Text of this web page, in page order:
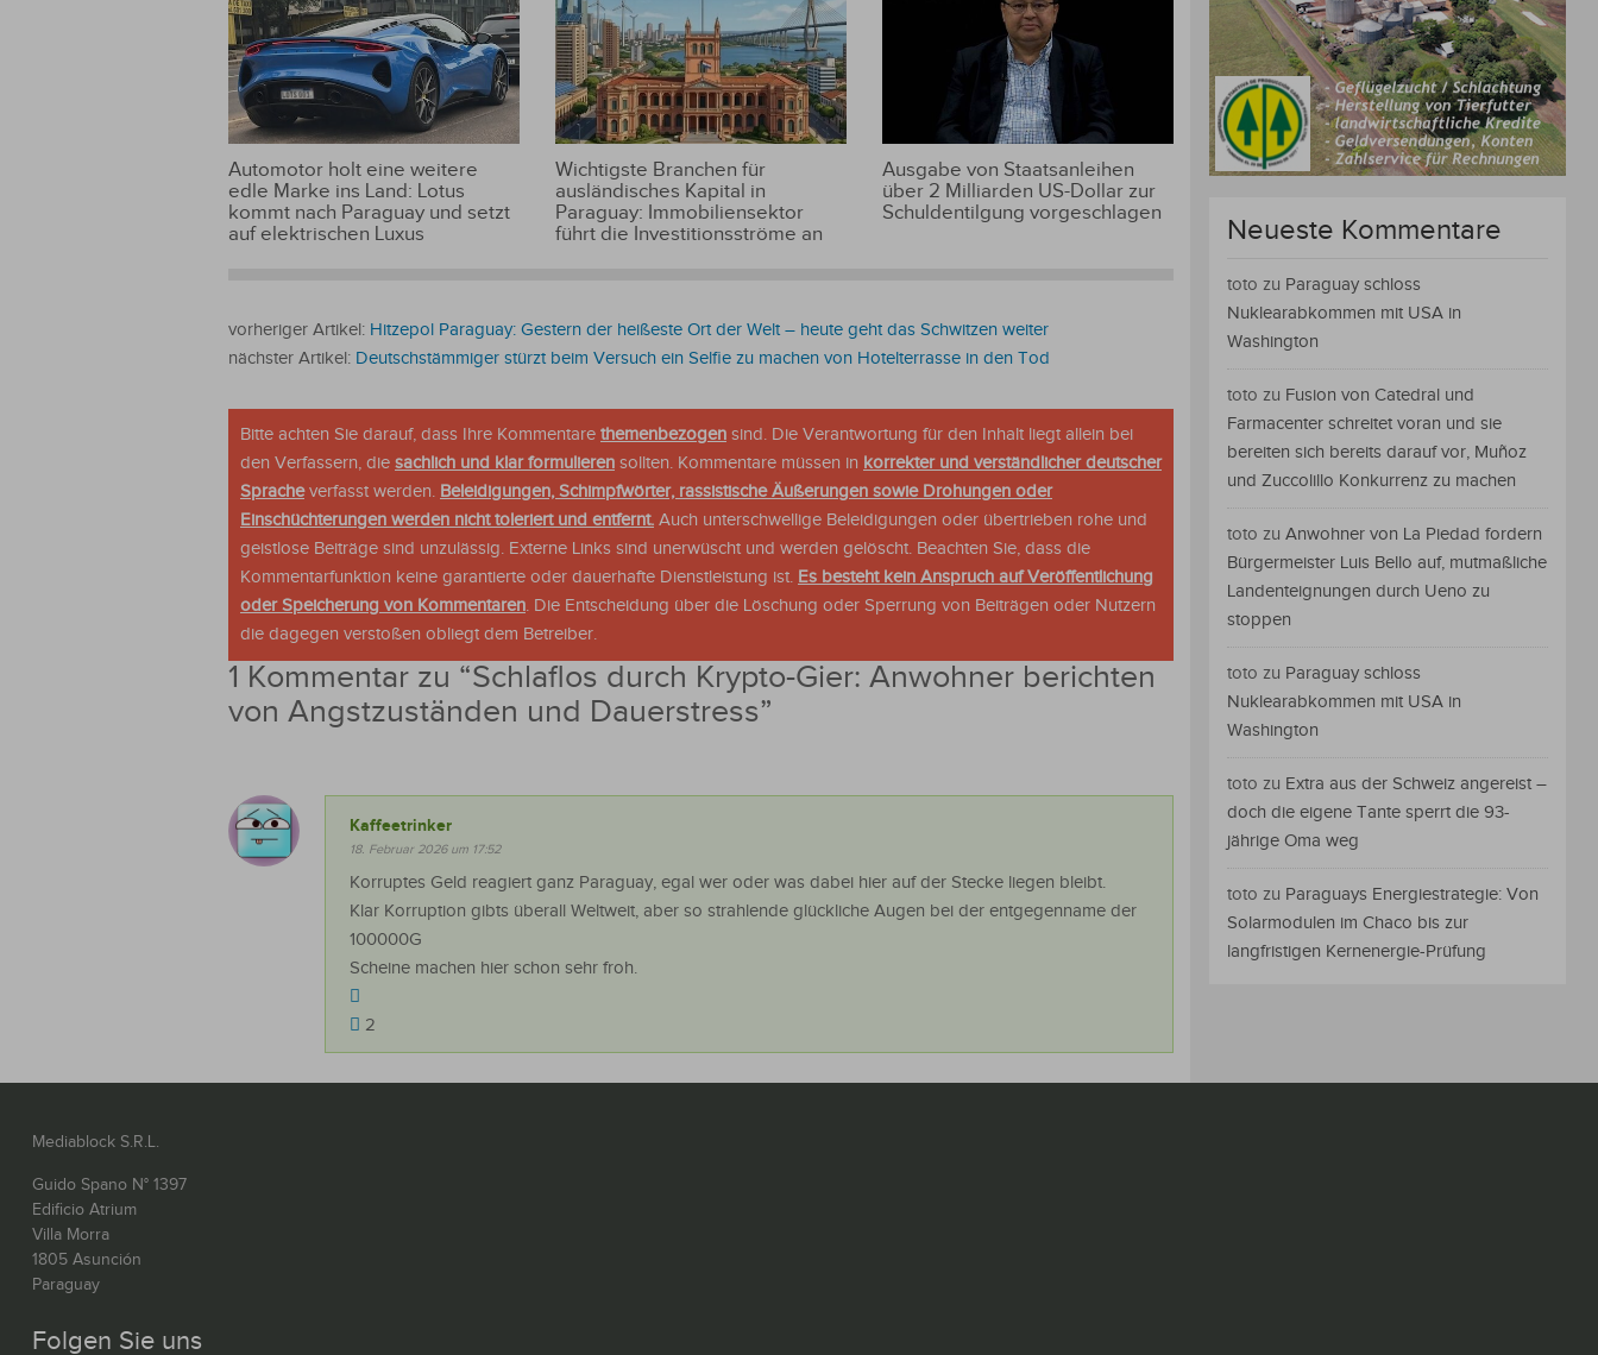
Automotor holt eine weitere
edle Marke ins Land: Lotus
kommt nach Paraguay und setzt
auf elektrischen Luxus
Wichtigste Branchen für
ausländisches Kapital in
Paraguay: Immobiliensektor
führt die Investitionsströme an
Ausgabe von Staatsanleihen
über 2 Milliarden US-Dollar zur
Schuldentilgung vorgeschlagen
vorheriger Artikel: Hitzepol Paraguay: Gestern der heißeste Ort der Welt – heute geht das Schwitzen weiter
nächster Artikel: Deutschstämmiger stürzt beim Versuch ein Selfie zu machen von Hotelterrasse in den Tod
Bitte achten Sie darauf, dass Ihre Kommentare themenbezogen sind. Die Verantwortung für den Inhalt liegt allein bei
den Verfassern, die sachlich und klar formulieren sollten. Kommentare müssen in korrekter und verständlicher deutscher
Spracheverfasst werden. Beleidigungen, Schimpfwörter, rassistische Äußerungen sowie Drohungen oder
Einschüchterungen werden nicht toleriert und entfernt. Auch unterschwellige Beleidigungen oder übertrieben rohe und
geistlose Beiträge sind unzulässig. Externe Links sind unerwüscht und werden gelöscht. Beachten Sie, dass die
Kommentarfunktion keine garantierte oder dauerhafte Dienstleistung ist. Es besteht kein Anspruch auf Veröffentlichung
oder Speicherung von Kommentaren. Die Entscheidung über die Löschung oder Sperrung von Beiträgen oder Nutzern
die dagegen verstoßen obliegt dem Betreiber.
1 Kommentar zu “Schlaflos durch Krypto-Gier: Anwohner berichten
von Angstzuständen und Dauerstress”
Kaffeetrinker
18. Februar 2026 um 17:52
Korruptes Geld reagiert ganz Paraguay, egal wer oder was dabei hier auf der Stecke liegen bleibt.
Klar Korruption gibts überall Weltweit, aber so strahlende glückliche Augen bei der entgegenname der
100000G
Scheine machen hier schon sehr froh.
2
Neueste Kommentare
toto zu Paraguay schloss
Nuklearabkommen mit USA in
Washington
toto zu Fusion von Catedral und
Farmacenter schreitet voran und sie
bereiten sich bereits darauf vor, Muñoz
und Zuccolillo Konkurrenz zu machen
toto zu Anwohner von La Piedad fordern
Bürgermeister Luis Bello auf, mutmaßliche
Landenteignungen durch Ueno zu
stoppen
toto zu Paraguay schloss
Nuklearabkommen mit USA in
Washington
toto zu Extra aus der Schweiz angereist –
doch die eigene Tante sperrt die 93-
jährige Oma weg
toto zu Paraguays Energiestrategie: Von
Solarmodulen im Chaco bis zur
langfristigen Kernenergie-Prüfung
Mediablock S.R.L.
Guido Spano N° 1397
Edificio Atrium
Villa Morra
1805 Asunción
Paraguay
Folgen Sie uns